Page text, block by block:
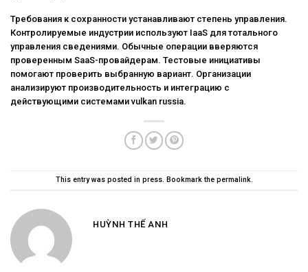
Требования к сохранности устанавливают степень управления.
Контролируемые индустрии используют IaaS для тотального
управления сведениями. Обычные операции вверяются
проверенным SaaS-провайдерам. Тестовые инициативы
помогают проверить выбранную вариант. Организации
анализируют производительность и интеграцию с
действующими системами vulkan russia.
This entry was posted in press. Bookmark the permalink.
HUỲNH THẾ ANH